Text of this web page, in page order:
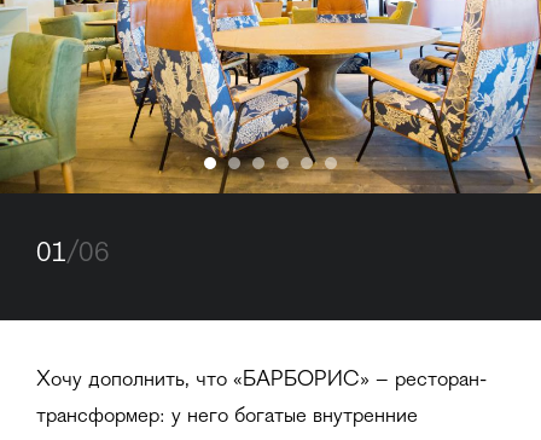
01/06
Хочу дополнить, что «БАРБОРИС» – ресторан-
трансформер: у него богатые внутренние